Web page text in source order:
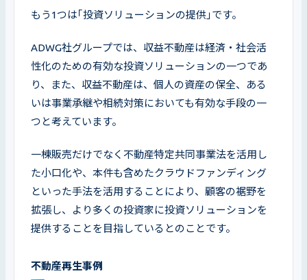
もう1つは｢投資ソリューションの提供｣です。
ADWG社グループでは、収益不動産は経済・社会活
性化のための有効な投資ソリューションの一つであ
り、また、収益不動産は、個人の資産の保全、ある
いは事業承継や相続対策においても有効な手段の一
つと考えています。
一棟販売だけでなく不動産特定共同事業法を活用し
た小口化や、本件も含めたクラウドファンディング
といった手法を活用することにより、顧客の裾野を
拡張し、より多くの投資家に投資ソリューションを
提供することを目指しているとのことです。
不動産再生事例